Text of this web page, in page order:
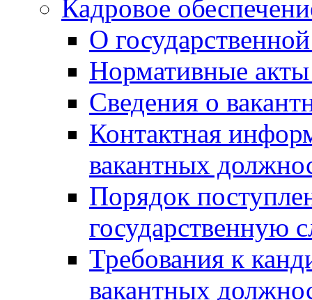
Кадровое
О
Нормативные акты
Сведения о
Контактная
вакантных
Порядок
государственную
Требования к
вакантных